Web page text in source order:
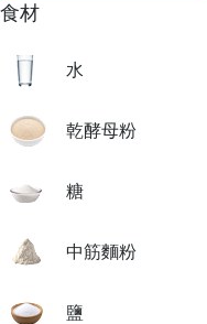
食材
水
乾酵母粉
糖
中筋麵粉
鹽